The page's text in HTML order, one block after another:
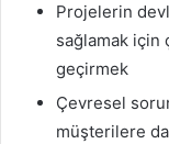
Projelerin
sağlamak için
geçirmek
Çevresel
müşterilere